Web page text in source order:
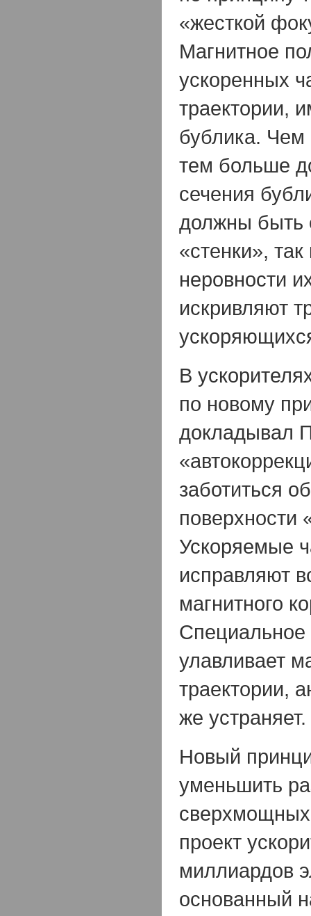
«жесткой
Магнитное
ускоренных
траектории,
бублика. Чем
тем больше
сечения
должны быть
«стенки»,
неровности
искривляют
В
по новому
докладывал
заботиться
поверхности
Ускоряемые
исправляют
магнитного
Специальное
улавливает
траектории,
же устраняет.
Новый
уменьшить
сверхмощных
проект
миллиардов
основанный